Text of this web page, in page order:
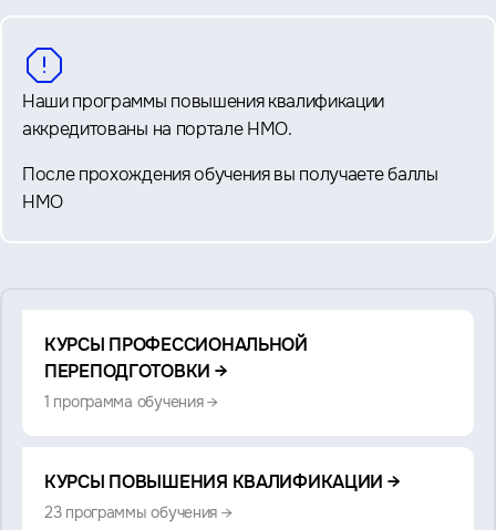
Наши программы повышения квалификации
аккредитованы на портале НМО.
После прохождения обучения вы получаете баллы
НМО
Смотрите
также:
КУРСЫ ПРОФЕССИОНАЛЬНОЙ
ПЕРЕПОДГОТОВКИ →
1 программа обучения →
КУРСЫ ПОВЫШЕНИЯ КВАЛИФИКАЦИИ →
23 программы обучения →